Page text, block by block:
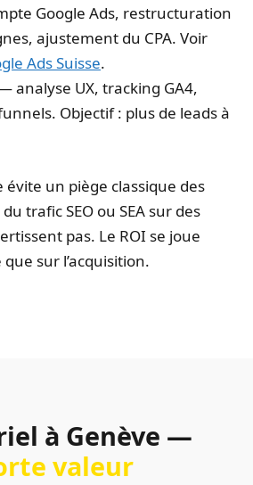
Google Ads, restructuration
ajustement du CPA. Voir
Ads Suisse.
analyse UX, tracking GA4,
Objectif : plus de leads à
un piège classique des
trafic SEO ou SEA sur des
pas. Le ROI se joue
sur l’acquisition.
à Genève —
valeur